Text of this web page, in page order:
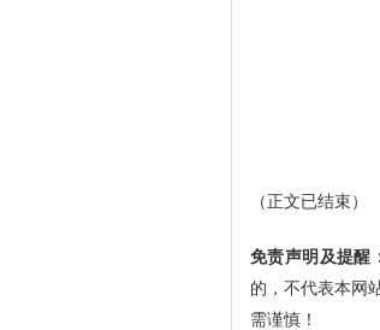
（正文已结束）
免责声明及提醒
的，不代表本网
需谨慎！